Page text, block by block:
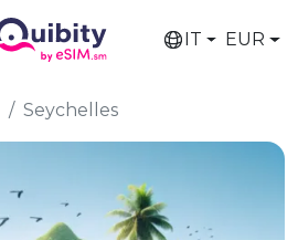
IT EUR
Seychelles